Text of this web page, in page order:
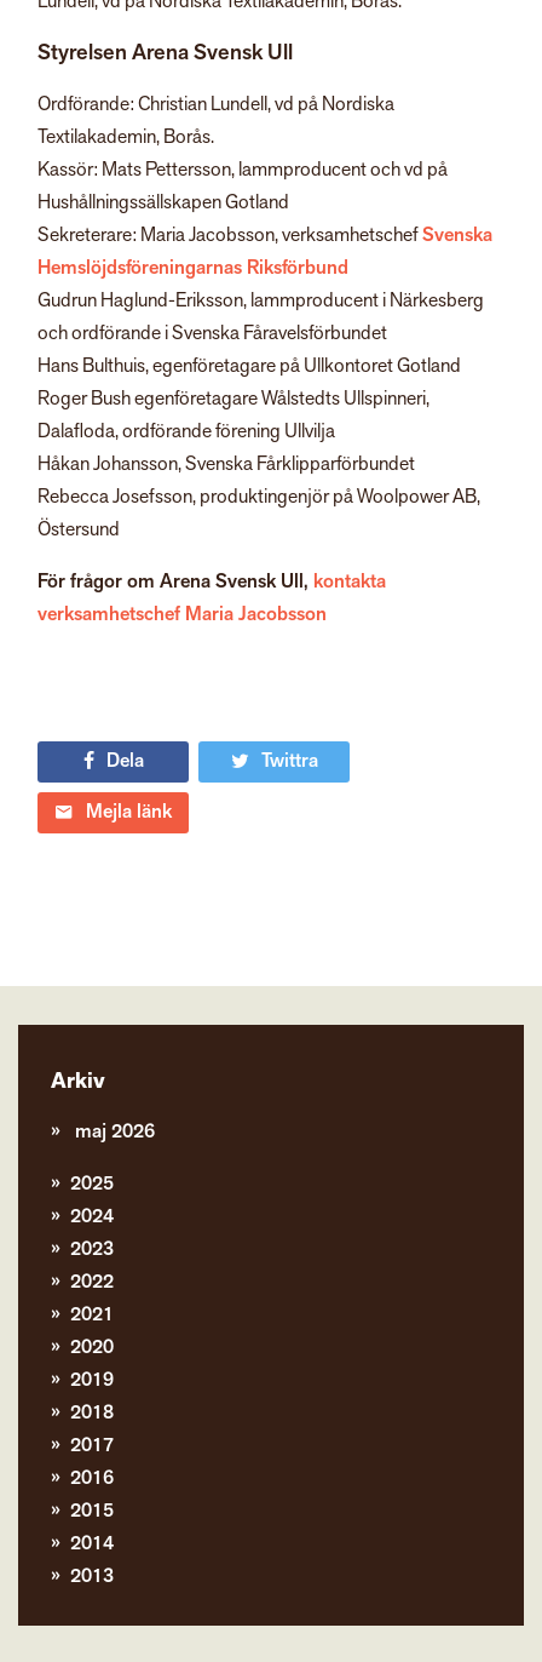
Styrelsen Arena Svensk Ull
Ordförande: Christian Lundell, vd på Nordiska
Textilakademin, Borås.
Kassör: Mats Pettersson, lammproducent och vd på
Hushållningssällskapen Gotland
Sekreterare: Maria Jacobsson, verksamhetschefSvenska
Hemslöjdsföreningarnas Riksförbund
Gudrun Haglund-Eriksson, lammproducent i Närkesberg
och ordförande i Svenska Fåravelsförbundet
Hans Bulthuis, egenföretagare på Ullkontoret Gotland
Roger Bush egenföretagare Wålstedts Ullspinneri,
Dalafloda, ordförande förening Ullvilja
Håkan Johansson, Svenska Fårklipparförbundet
Rebecca Josefsson, produktingenjör på Woolpower AB,
Östersund
För frågor om Arena Svensk Ull, kontakta
verksamhetschef Maria Jacobsson
Dela
Twittra
Mejla länk
Arkiv
maj 2026
2025
2024
2023
2022
2021
2020
2019
2018
2017
2016
2015
2014
2013